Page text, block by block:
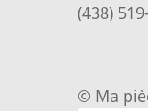
(438)
© Ma